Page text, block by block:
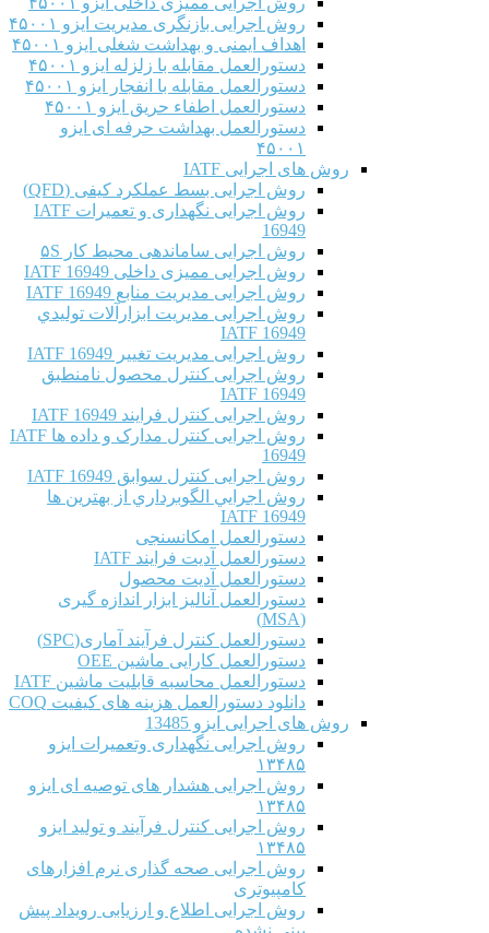
روش اجرایی بازنگری مدیریت ایزو ۴۵۰۰۱
اهداف ایمنی و بهداشت شغلی ایزو ۴۵۰۰۱
دستورالعمل مقابله با زلزله ایزو ۴۵۰۰۱
دستورالعمل مقابله با انفجار ایزو ۴۵۰۰۱
دستورالعمل اطفاء حریق ایزو ۴۵۰۰۱
دستورالعمل بهداشت حرفه ای ایزو
۴۵۰۰۱
روش های اجرایی IATF
روش اجرایی بسط عملکرد کیفی (QFD)
روش اجرایی نگهداری و تعمیرات IATF
16949
روش اجرایی ساماندهی محیط کار ۵S
روش اجرایی ممیزی داخلی IATF 16949
روش اجرایی مدیریت منابع IATF 16949
روش اجرایی مديريت ابزارآلات توليدي
IATF 16949
روش اجرایی مدیریت تغییر IATF 16949
روش اجرایی کنترل محصول نامنطبق
IATF 16949
روش اجرایی کنترل فرایند IATF 16949
روش اجرایی کنترل مدارک و داده ها IATF
16949
روش اجرایی کنترل سوابق IATF 16949
روش اجرايي الگوبرداري از بهترين ها
IATF 16949
دستورالعمل امکانسنجی
دستورالعمل آدیت فرایند IATF
دستورالعمل آدیت محصول
دستورالعمل آنالیز ابزار اندازه گیری
(MSA)
دستورالعمل کنترل فرآیند آماری(SPC)
دستورالعمل کارایی ماشین OEE
دستورالعمل محاسبه قابلیت ماشین IATF
دانلود دستورالعمل هزینه های کیفیت COQ
روش های اجرایی ایزو 13485
روش اجرایی نگهداری وتعمیرات ایزو
۱۳۴۸۵
روش اجرایی هشدار های توصیه ای ایزو
۱۳۴۸۵
روش اجرایی کنترل فرآیند و تولید ایزو
۱۳۴۸۵
روش اجرایی صحه گذاری نرم افزارهای
کامپیوتری
روش اجرایی اطلاع و ارزیابی رویداد پیش